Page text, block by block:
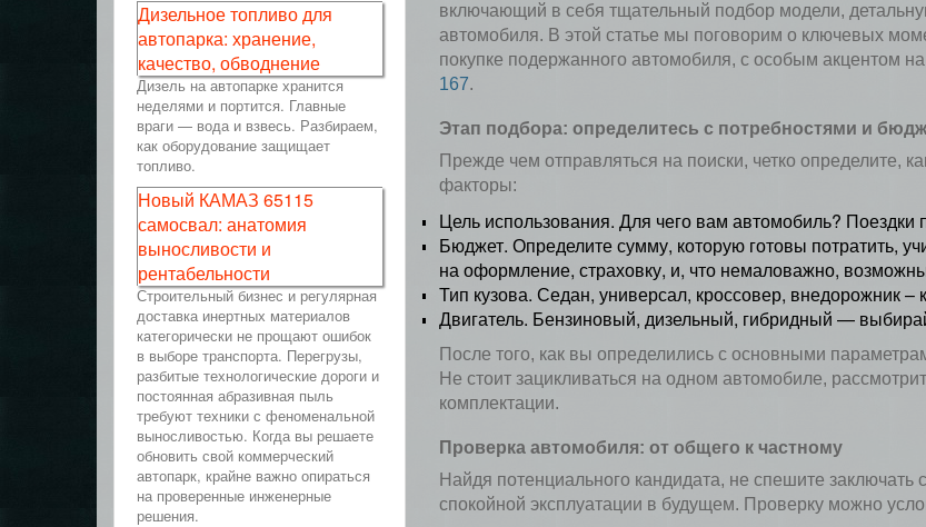
включающий в себя тщательный подбор модели,
автомобиля. В этой статье мы поговорим о ключевых
покупке подержанного автомобиля, с особым акцентом
167.
Этап подбора: определитесь с потребностями и
Прежде чем отправляться на поиски, четко определите,
факторы:
Цель использования. Для чего вам автомобиль? Поездки
Бюджет. Определите сумму, которую готовы потратить,
на оформление, страховку, и, что немаловажно,
Тип кузова. Седан, универсал, кроссовер, внедорожник
Двигатель. Бензиновый, дизельный, гибридный —
После того, как вы определились с основными
Не стоит зацикливаться на одном автомобиле,
комплектации.
Проверка автомобиля: от общего к частному
Найдя потенциального кандидата, не спешите
спокойной эксплуатации в будущем. Проверку можно
Дизельное топливо для
автопарка: хранение,
качество, обводнение
Дизель на автопарке хранится
неделями и портится. Главные
враги — вода и взвесь. Разбираем,
как оборудование защищает
топливо.
Новый КАМАЗ 65115
самосвал: анатомия
выносливости и
рентабельности
Строительный бизнес и регулярная
доставка инертных материалов
категорически не прощают ошибок
в выборе транспорта. Перегрузы,
разбитые технологические дороги и
постоянная абразивная пыль
требуют техники с феноменальной
выносливостью. Когда вы решаете
обновить свой коммерческий
автопарк, крайне важно опираться
на проверенные инженерные
решения.